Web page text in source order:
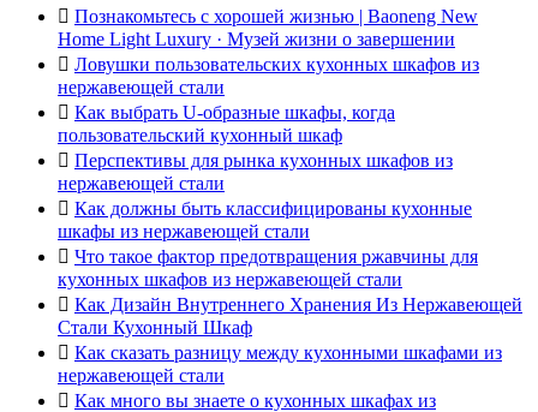
 Познакомьтесь с хорошей жизнью | Baoneng New
Home Light Luxury · Музей жизни о завершении
 Ловушки пользовательских кухонных шкафов из
нержавеющей стали
 Как выбрать U-образные шкафы, когда
пользовательский кухонный шкаф
 Перспективы для рынка кухонных шкафов из
нержавеющей стали
 Как должны быть классифицированы кухонные
шкафы из нержавеющей стали
 Что такое фактор предотвращения ржавчины для
кухонных шкафов из нержавеющей стали
 Как Дизайн Внутреннего Хранения Из Нержавеющей
Стали Кухонный Шкаф
 Как сказать разницу между кухонными шкафами из
нержавеющей стали
 Как много вы знаете о кухонных шкафах из